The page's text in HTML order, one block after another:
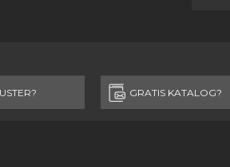
GRATIS KATALOG?